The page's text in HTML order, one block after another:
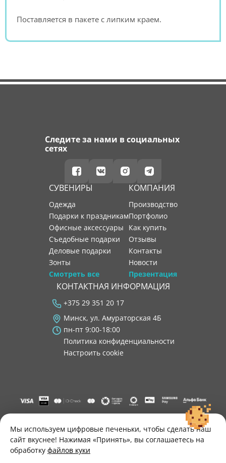
Поставляется в пакете с липким краем.
Следите за нами в социальных
сетях
СУВЕНИРЫ
Одежда
Подарки к праздникам
Офисные аксессуары
Съедобные подарки
Деловые подарки
Зонты
Смотреть все
КОМПАНИЯ
производство
портфолио
как купить
отзывы
контакты
новости
Презентация
КОНТАКТНАЯ ИНФОРМАЦИЯ
+375 29 351 20 17
Минск, ул. Амураторская 4Б
пн-пт 9:00-18:00
Политика конфиденциальности
Настроить cookie
"ООО "Лигатура", УНП 193602931, Республика Беларусь, 220004,
г. Минск, ул. Амураторская, 4Б, цокольный этаж, помещение 3.
Р/с BY34 ALFA 3012 2B24 8200 1027 0000"
Свидетельство о государственной регистрации №193602931
выдано Минским горисполкомом 30.11.2021 г.
Мы используем цифровые печеньки, чтобы сделать наш
сайт вкуснее! Нажимая «Принять», вы соглашаетесь на
обработку файлов куки